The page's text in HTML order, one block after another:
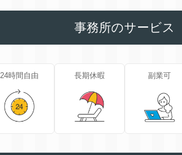
事務所のサービス
24時間自由 長期休暇 副業可